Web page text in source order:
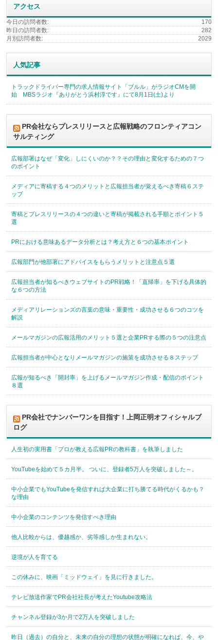
アクセス
170
今日の訪問者数:
282
昨日の訪問者数:
2029
月別訪問者数:
人気記事
トラックドライバー専門の求人情報サイト「ブルル」がラジオCMを開
始 MBSラジオ『ありがとう浜村淳です』にて8月1日(土)より
PR会社ならプレスリリースと広報戦略のフロンティアコン
サルティング
広報部署はなぜ「変化」しにくいのか？？その理由と変化するための７つ
のポイント
メディアに寄稿する４つのメリットと広報担当者が覚えるべき寄稿６ステ
ップ
寄稿とプレスリリースの４つの違いと寄稿が掲載される手順とポイント５
選
PRにおける意味あるデータ分析とは？考え方と６つの基本ポイント
広報部門が他部署にアドバイスをもらうメリットと注意点５選
広報担当者が知るべきウェブサイトのPR戦略！「直帰率」を下げる具体的
な６つの方法
メディアリレーションズの言葉の意味・重要性・成功させる６つのコツを
解説
メールマガジンの広報活用のメリット５選と企業PRする際の５つの注意点
広報担当者が中心となりメールマガジンの施策を成功させる８ステップ
広報が知るべき「開封率」を上げるメールマガジン作成・配信のポイント
８選
PR会社でナンバーワンを目指す！上岡正明オフィシャルブ
ログ
人生初の実用書「プロが教える広報PRの教科書」を執筆しました
YouTubeを始めて５カ月半。 ついに、登録者5万人を突破しました～。
中小企業でもYouTubeを発信すれば大企業に打ち勝てる時代がくるかも？
な理由
中小企業のコンテンツを発信すべき理由
他人比較からは、優越感か、劣等感しか生まれない。
逆境が人を育てる
この休みに、映画「ミッドウェイ」を見に行きました。
テレビ放送作家でPR会社社長が考えたYoutube攻略法
チャンネル登録が3か月で2万人を突破しました
昨日（過去）の自分と、未来の自分の理想の状態が明確になれば、今、や